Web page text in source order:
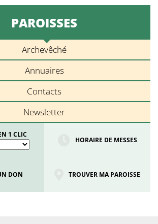
PAROISSES
Archevêché
Annuaires
Contacts
Newsletter
1 CLIC
HORAIRE DE MESSES
DON TROUVER MA PAROISSE